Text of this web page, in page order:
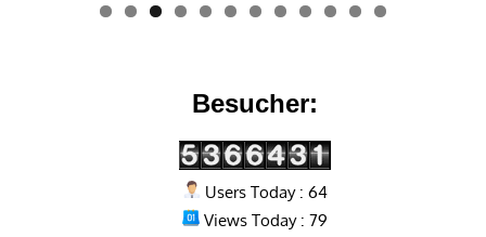
0 1 2
Besucher:
Users Today : 64
Views Today : 79